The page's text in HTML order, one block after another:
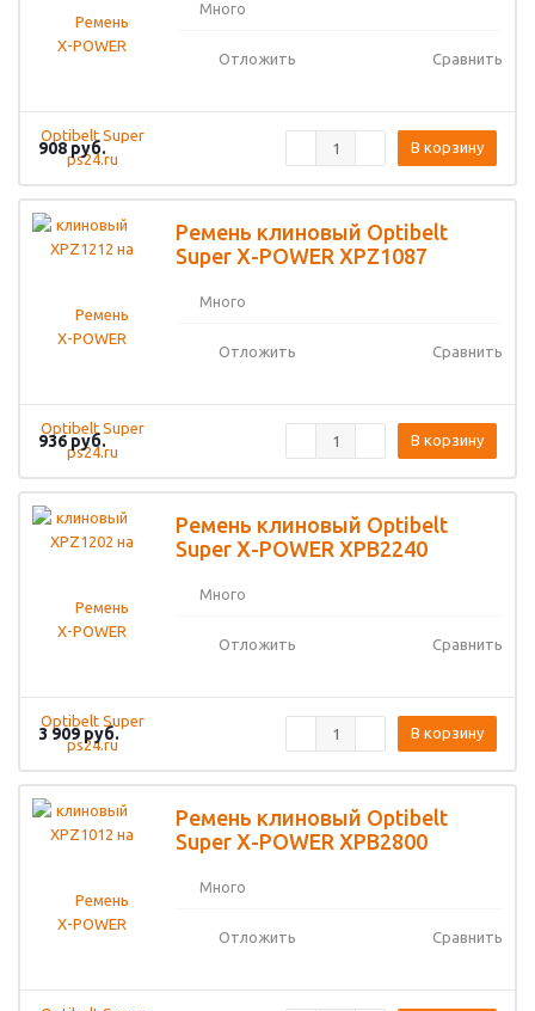
Много
Отложить Сравнить
908 руб. В корзину
Ремень клиновый Optibelt
Super X-POWER XPZ1087
Много
Отложить Сравнить
936 руб. В корзину
Ремень клиновый Optibelt
Super X-POWER XPB2240
Много
Отложить Сравнить
3 909 руб. В корзину
Ремень клиновый Optibelt
Super X-POWER XPB2800
Много
Отложить Сравнить